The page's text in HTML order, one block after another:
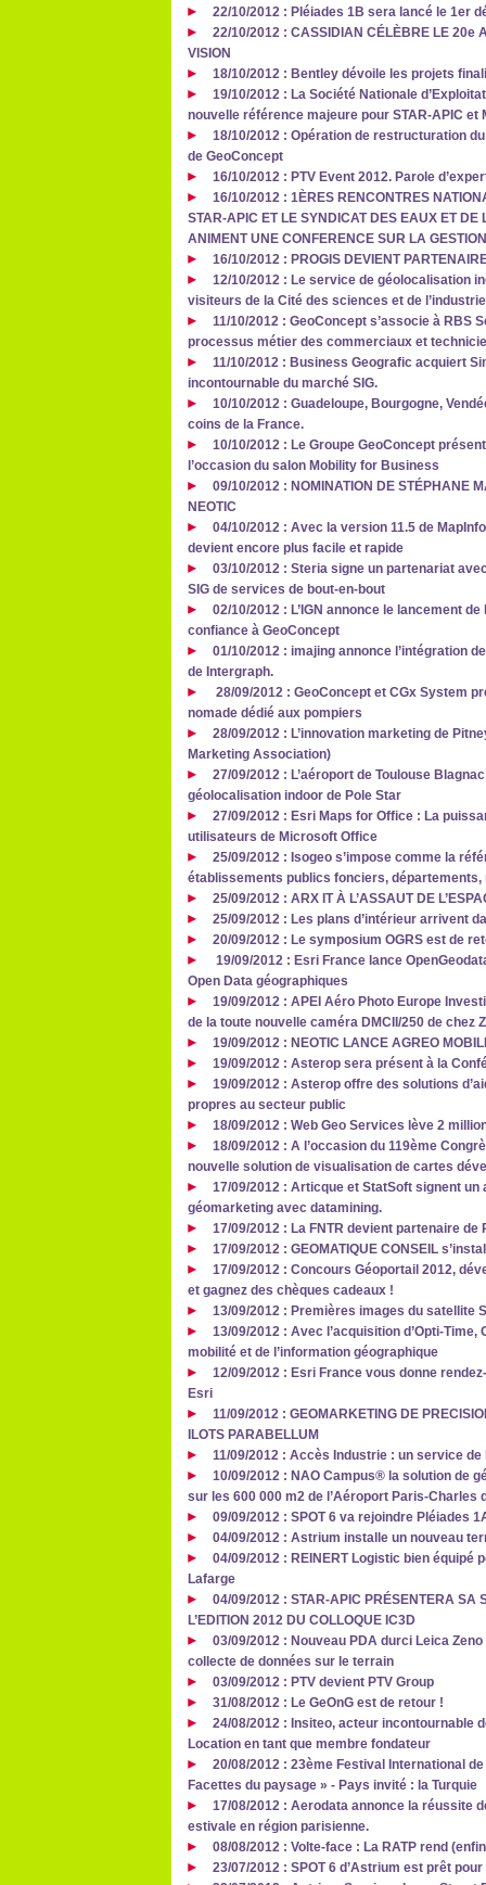
22/10/2012 : Pléiades 1B sera lancé le 1er
22/10/2012 : CASSIDIAN CÉLÈBRE LE 20e
VISION
18/10/2012 : Bentley dévoile les projets
19/10/2012 : La Société Nationale
nouvelle référence majeure pour STAR-APIC et
18/10/2012 : Opération de restructuration
de GeoConcept
16/10/2012 : PTV Event 2012. Parole
16/10/2012 : 1ÈRES RENCONTRES
STAR-APIC ET LE SYNDICAT DES EAUX ET
ANIMENT UNE CONFERENCE SUR LA
16/10/2012 : PROGIS DEVIENT
12/10/2012 : Le service de géolocalisation
visiteurs de la Cité des sciences et de
11/10/2012 : GeoConcept s’associe à RBS
processus métier des commerciaux et
11/10/2012 : Business Geografic acquiert
incontournable du marché SIG.
10/10/2012 : Guadeloupe, Bourgogne,
coins de la France.
10/10/2012 : Le Groupe GeoConcept
l’occasion du salon Mobility for Business
09/10/2012 : NOMINATION DE STÉPHANE
NEOTIC
04/10/2012 : Avec la version 11.5 de
devient encore plus facile et rapide
03/10/2012 : Steria signe un partenariat
SIG de services de bout-en-bout
02/10/2012 : L’IGN annonce le lancement
confiance à GeoConcept
01/10/2012 : imajing annonce l’intégration
de Intergraph.
28/09/2012 : GeoConcept et CGx System
nomade dédié aux pompiers
28/09/2012 : L’innovation marketing de
Marketing Association)
27/09/2012 : L’aéroport de Toulouse
géolocalisation indoor de Pole Star
27/09/2012 : Esri Maps for Office : La
utilisateurs de Microsoft Office
25/09/2012 : Isogeo s’impose comme la
établissements publics fonciers, départements,
25/09/2012 : ARX IT À L’ASSAUT DE
25/09/2012 : Les plans d’intérieur arrivent
20/09/2012 : Le symposium OGRS est de
19/09/2012 : Esri France lance
Open Data géographiques
19/09/2012 : APEI Aéro Photo Europe
de la toute nouvelle caméra DMCII/250 de chez
19/09/2012 : NEOTIC LANCE AGREO
19/09/2012 : Asterop sera présent à la
19/09/2012 : Asterop offre des solutions
propres au secteur public
18/09/2012 : Web Geo Services lève 2
18/09/2012 : A l’occasion du 119ème
nouvelle solution de visualisation de cartes
17/09/2012 : Articque et StatSoft signent
géomarketing avec datamining.
17/09/2012 : La FNTR devient partenaire de
17/09/2012 : GEOMATIQUE CONSEIL
17/09/2012 : Concours Géoportail 2012,
et gagnez des chèques cadeaux !
13/09/2012 : Premières images du satellite
13/09/2012 : Avec l’acquisition d’Opti-
mobilité et de l’information géographique
12/09/2012 : Esri France vous donne
Esri
11/09/2012 : GEOMARKETING DE
ILOTS PARABELLUM
11/09/2012 : Accès Industrie : un service
10/09/2012 : NAO Campus® la solution de
sur les 600 000 m2 de l’Aéroport Paris-Charles
09/09/2012 : SPOT 6 va rejoindre Pléiades
04/09/2012 : Astrium installe un nouveau
04/09/2012 : REINERT Logistic bien
Lafarge
04/09/2012 : STAR-APIC PRÉSENTERA SA
L’EDITION 2012 DU COLLOQUE IC3D
03/09/2012 : Nouveau PDA durci Leica
collecte de données sur le terrain
03/09/2012 : PTV devient PTV Group
31/08/2012 : Le GeOnG est de retour !
24/08/2012 : Insiteo, acteur incontournable
Location en tant que membre fondateur
20/08/2012 : 23ème Festival International
Facettes du paysage » - Pays invité : la Turquie
17/08/2012 : Aerodata annonce la réussite
estivale en région parisienne.
08/08/2012 : Volte-face : La RATP rend
23/07/2012 : SPOT 6 d’Astrium est prêt